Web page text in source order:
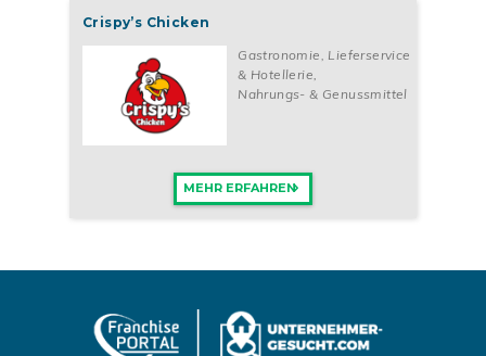
Crispy’s Chicken
Gastronomie, Lieferservice
& Hotellerie,
Nahrungs- & Genussmittel
MEHR ERFAHREN